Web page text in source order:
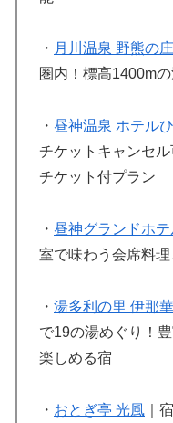
・ 月川温泉 野熊の庄
圏内！標高1400m
・ 昼神温泉 ホテル
チケットキャンセ
チケット付プラン
・ 昼神グランドホ
室で味わう会席料
・ 湯多利の里 伊那華
で19の湯めぐり！
楽しめる宿
・ おとぎ亭 光風 ｜